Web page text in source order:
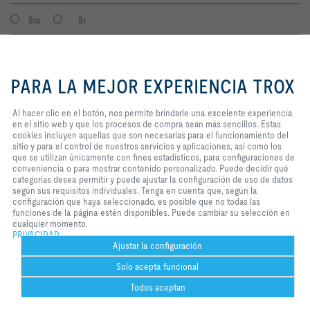
Help desk
Sra Sr
Consiento que mis datos sean guardados en cumplimiento con la
política de protección de datos de TROX.
Login
Inicio Contactos Condiciones de contratación
Aviso legal
2026 © TROX México S.A. de C.V.
permite brindarle una excelente
experiencia en el sitio web y que
sencillos. Estas cookies incluyen
aquellas que son necesarias para
el funcionamiento del sitio y para
el control de nuestros servicios y
aplicaciones, así como los que se
utilizan únicamente con fines
estadísticos, para configuraciones
de conveniencia o para mostrar
contenido personalizado. Puede
decidir qué categorías desea
configuración de uso de datos
según sus requisitos individuales.
Tenga en cuenta que, según la
configuración que haya
seleccionado, es posible que no
todas las funciones de la página
estén disponibles. Puede cambiar
PARA LA MEJOR EXPERIENCIA TROX
Al hacer clic en el botón, nos permite brindarle una excelente experiencia
en el sitio web y que los procesos de compra sean más sencillos. Estas
cookies incluyen aquellas que son necesarias para el funcionamiento del
sitio y para el control de nuestros servicios y aplicaciones, así como los
que se utilizan únicamente con fines estadísticos, para configuraciones de
conveniencia o para mostrar contenido personalizado. Puede decidir qué
categorías desea permitir y puede ajustar la configuración de uso de datos
según sus requisitos individuales. Tenga en cuenta que, según la
configuración que haya seleccionado, es posible que no todas las
funciones de la página estén disponibles. Puede cambiar su selección en
cualquier momento.
PRIVACIDAD
Ajustar la configuración
Solo acepta funcional
Todos aceptan